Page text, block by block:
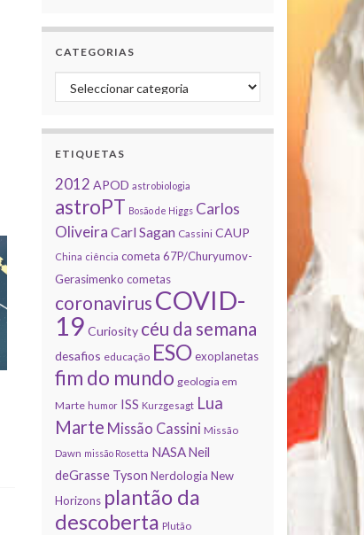
CATEGORIAS
Categorias
ETIQUETAS
2012 APOD astrobiologia
astroPT Bosão de Higgs Carlos
Oliveira Carl Sagan Cassini CAUP
China ciência cometa 67P/Churyumov-
Gerasimenko cometas
coronavirus COVID-
19 Curiosity céu da semana
desafios educação ESO exoplanetas
fim do mundo geologia em
Marte humor ISS Kurzgesagt Lua
Marte Missão Cassini Missão
Dawn missão Rosetta NASA Neil
deGrasse Tyson Nerdologia New
Horizons plantão da
descoberta Plutão